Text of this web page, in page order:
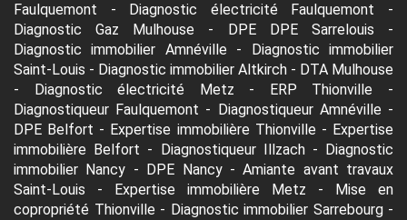
Faulquemont - Diagnostic électricité Faulquemont -
Diagnostic Gaz Mulhouse - DPE DPE Sarrelouis -
Diagnostic immobilier Amnéville - Diagnostic immobilier
Saint-Louis - Diagnostic immobilier Altkirch - DTA Mulhouse
- Diagnostic électricité Metz - ERP Thionville -
Diagnostiqueur Faulquemont - Diagnostiqueur Amnéville -
DPE Belfort - Expertise immobilière Thionville - Expertise
immobilière Belfort - Diagnostiqueur Illzach- Diagnostic
immobilier Nancy - DPE Nancy-Amiante avant travaux
Saint-Louis - Expertise immobilière Metz - Mise en
copropriété Thionville - Diagnostic immobilier Sarrebourg-